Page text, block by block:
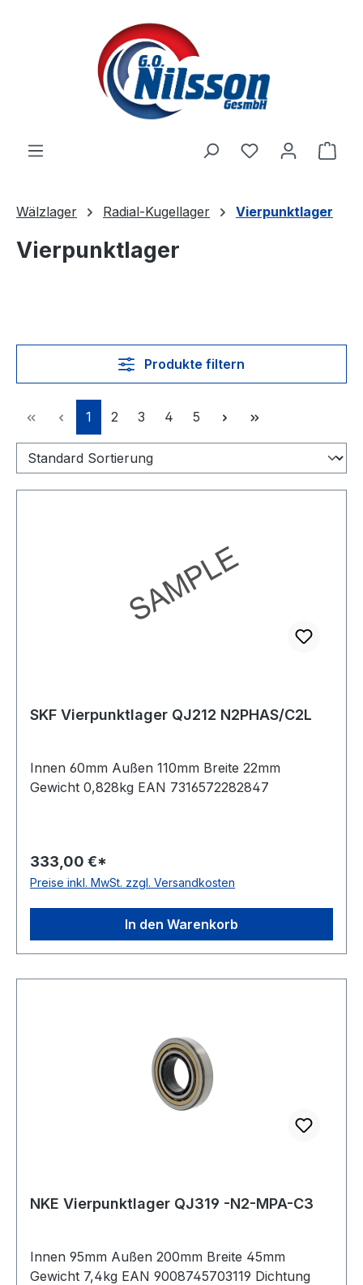
Zum Hauptinhalt springen
Wälzlager Radial-Kugellager Vierpunktlager
Vierpunktlager
Produkte filtern
Seite
1 Seite
2 Seite
3 Seite
4 Seite
5
SKF Vierpunktlager QJ212 N2PHAS/C2L
Innen 60mm Außen 110mm Breite 22mm
Gewicht 0,828kg EAN 7316572282847
333,00 €*
Preise inkl. MwSt. zzgl. Versandkosten
In den Warenkorb
NKE Vierpunktlager QJ319 -N2-MPA-C3
Innen 95mm Außen 200mm Breite 45mm
Gewicht 7,4kg EAN 9008745703119 Dichtung